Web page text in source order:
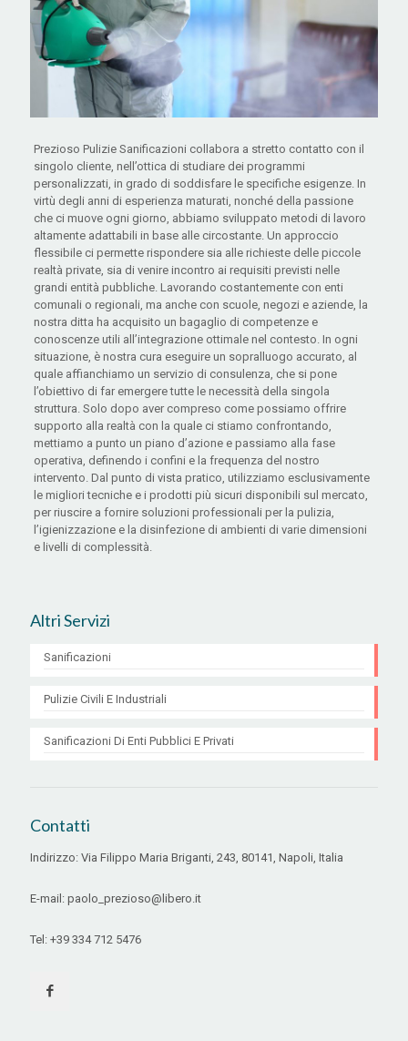
Prezioso Pulizie Sanificazioni collabora a stretto contatto con il
singolo cliente, nell’ottica di studiare dei programmi
personalizzati, in grado di soddisfare le specifiche esigenze. In
virtù degli anni di esperienza maturati, nonché della passione
che ci muove ogni giorno, abbiamo sviluppato metodi di lavoro
altamente adattabili in base alle circostante. Un approccio
flessibile ci permette rispondere sia alle richieste delle piccole
realtà private, sia di venire incontro ai requisiti previsti nelle
grandi entità pubbliche. Lavorando costantemente con enti
comunali o regionali, ma anche con scuole, negozi e aziende, la
nostra ditta ha acquisito un bagaglio di competenze e
conoscenze utili all’integrazione ottimale nel contesto. In ogni
situazione, è nostra cura eseguire un sopralluogo accurato, al
quale affianchiamo un servizio di consulenza, che si pone
l’obiettivo di far emergere tutte le necessità della singola
struttura. Solo dopo aver compreso come possiamo offrire
supporto alla realtà con la quale ci stiamo confrontando,
mettiamo a punto un piano d’azione e passiamo alla fase
operativa, definendo i confini e la frequenza del nostro
intervento. Dal punto di vista pratico, utilizziamo esclusivamente
le migliori tecniche e i prodotti più sicuri disponibili sul mercato,
per riuscire a fornire soluzioni professionali per la pulizia,
l’igienizzazione e la disinfezione di ambienti di varie dimensioni
e livelli di complessità.
Altri Servizi
Sanificazioni
Pulizie Civili E Industriali
Sanificazioni Di Enti Pubblici E Privati
Contatti
Indirizzo: Via Filippo Maria Briganti, 243, 80141, Napoli, Italia
E-mail: paolo_prezioso@libero.it
Tel: +39 334 712 5476